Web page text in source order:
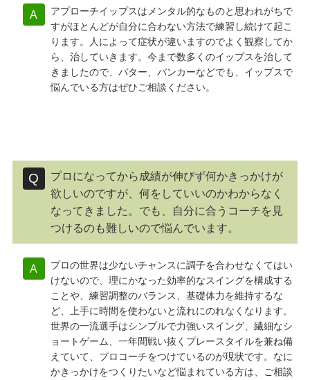
アプローチイップスはメンタル的なものと思われがちで
すがほとんどが自分に合わない方法で練習し続けて起こ
ります。人によって症状が違いますのでよく観察してか
ら、治していきます。今まで数多くのイップスを治して
きましたので、パター、バンカーなどでも、イップスで
悩んでいる方はぜひご相談ください。
プロになってから成績が伸びず何かきっかけが
欲しいのですが、何をしていいのかわからなく
なってきました。でも、自分に合うコーチを見
つけるのも難しいので悩んでいます。
プロの世界は少ないチャンスに調子を合わせなくてはい
けないので、理にかなった効率的なスイングを構成する
ことや、練習調整のバランス、基礎体力を維持するな
ど、上手に時間を使わないと流れにのれなくなります。
世界の一流選手はシンプルで力強いスイング、繊細なシ
ョートゲーム、一年間戦い抜くプレースタイルを兼ね備
えていて、プロコーチをつけているのが現状です。なに
かきっかけをつくりたいなど悩まれている方は、ご相談